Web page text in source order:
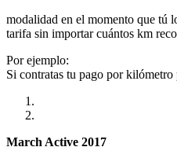
modalidad en el momento que tú
tarifa sin importar cuántos km
Por ejemplo:
Si contratas tu pago por kilómetro
March Active 2017